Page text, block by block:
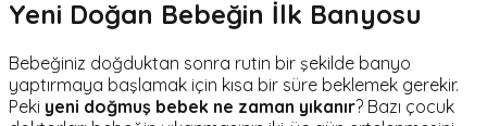
Yeni Doğan Bebeğin İlk Banyosu
Bebeğiniz doğduktan sonra rutin bir şekilde banyo
yaptırmaya başlamak için kısa bir süre beklemek gerekir.
Peki yeni doğmuş bebek ne zaman yıkanır? Bazı çocuk